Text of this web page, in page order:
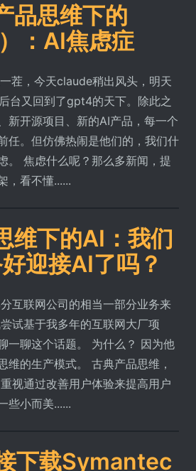
品思维下的
：AI焦虑症
茬，今天claude稍出风头，明天
台又回到了gpt4的天下。除此之
新开源项目、新的AI产品，每一个
任。但仿佛热闹是他们的，我们什
。 焦虑什么呢？那么多新闻，提
，看不懂......
维下的AI：我们
迎接AI了吗？
互联网公司的相当一部分业务来
试基于我多年的互联网大厂项
一聊这个话题。 为什么？ 因为他
维的生产模式。 古典产品思维，
视通过改善用户体验来提高用户
些小而美......
下载Symantec